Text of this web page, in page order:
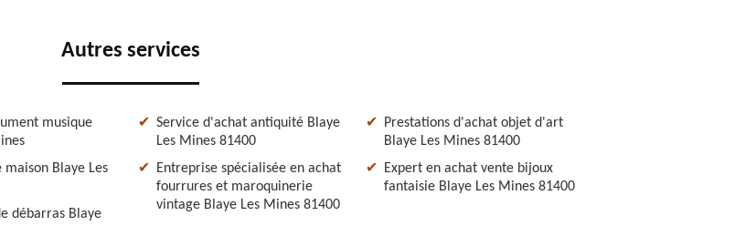
Autres services
musique
maison Blaye Les
débarras Blaye
Service d'achat antiquité Blaye
Les Mines 81400
Entreprise spécialisée en achat
fourrures et maroquinerie
vintage Blaye Les Mines 81400
Prestations d'achat objet d'art
Blaye Les Mines 81400
Expert en achat vente bijoux
fantaisie Blaye Les Mines 81400